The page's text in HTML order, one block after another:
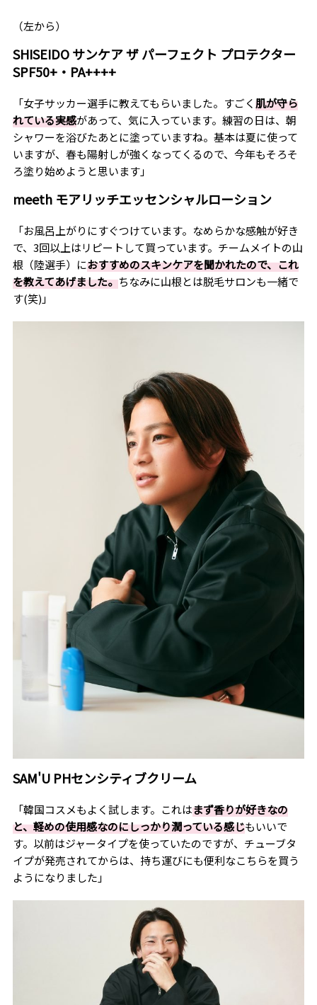
（左から）
SHISEIDOサンケア ザ パーフェクト プロテクター
SPF50+・ PA++++
「女子サッカー選手に教えてもらいました。すごく肌が守ら
れている実感があって、気に入っています。練習の日は、朝
シャワーを浴びたあとに塗っていますね。基本は夏に使って
いますが、春も陽射しが強くなってくるので、今年もそろそ
ろ塗り始めようと思います」
meeth モアリッチエッセンシャルローション
「お風呂上がりにすぐつけています。なめらかな感触が好き
で、 3回以上はリピートして買っています。チームメイトの山
根（陸選手）におすすめのスキンケアを聞かれたので、これ
を教えてあげました。ちなみに山根とは脱毛サロンも一緒で
す(笑) 」
SAM'U PHセンシティブクリーム
「韓国コスメもよく試します。これはまず香りが好きなの
と、軽めの使用感なのにしっかり潤っている感じもいいで
す。以前はジャータイプを使っていたのですが、チューブタ
イプが発売されてからは、持ち運びにも便利なこちらを買う
ようになりました」